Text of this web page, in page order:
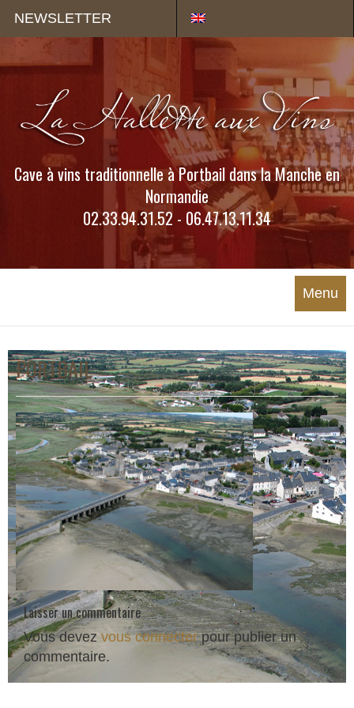
NEWSLETTER
Cave à vins traditionnelle à Portbail dans la Manche en
Normandie
02.33.94.31.52 - 06.47.13.11.34
Menu
PORTBAIL
Laisser un commentaire
Vous devez vous connecterpour publier un
commentaire.
Panneau de gestion des cookies